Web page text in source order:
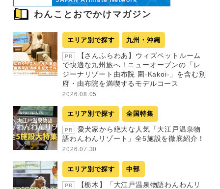
わんことおでかけマガジン
エリア別で探す 九州・沖縄
PR
【さんふらわあ】ウィズペットルーム
で快適な九州旅へ！ニューオープンの「レ
ジーナリゾート由布院 圍-Kakoi-」を含む別
府・由布院を満喫するモデルコース
2026.08.05
エリア別で探す 全国特集
PR
愛犬家から絶大な人気「大江戸温泉物
語わんわんリゾート」全5施設を徹底紹介！
2026.07.30
エリア別で探す 中部
PR
【栃木】「大江戸温泉物語わんわんリ